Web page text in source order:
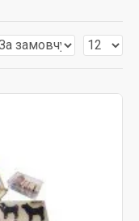
12 ґрунтуються на
такі галузі науки,
та, звичайно,
матеріали 6-12
історію
ссавців тощо.
матеріали 6-12